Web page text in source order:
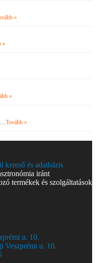
»
»
»
…Tovább »
kereső és adatbázis
iránt
termékek és szolgáltatások
u. 10.
Veszprémi u. 10.